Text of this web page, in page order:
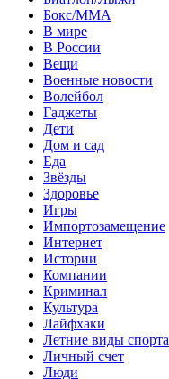
Бокс/MMA
В мире
В России
Вещи
Военные новости
Волейбол
Гаджеты
Дети
Дом и сад
Еда
Звёзды
Здоровье
Игры
Импортозамещение
Интернет
Истории
Компании
Криминал
Культура
Лайфхаки
Летние виды спорта
Личный счет
Люди